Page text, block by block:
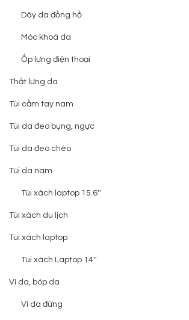
Dây da đồng hồ
Móc khoá da
Ốp lưng điện thoại
Thắt lưng da
Túi cầm tay nam
Túi da đeo bụng, ngực
Túi da đeo chéo
Túi da nam
Túi xách laptop 15.6''
Túi xách du lịch
Túi xách laptop
Túi xách Laptop 14''
Ví da, bóp da
Ví da đứng